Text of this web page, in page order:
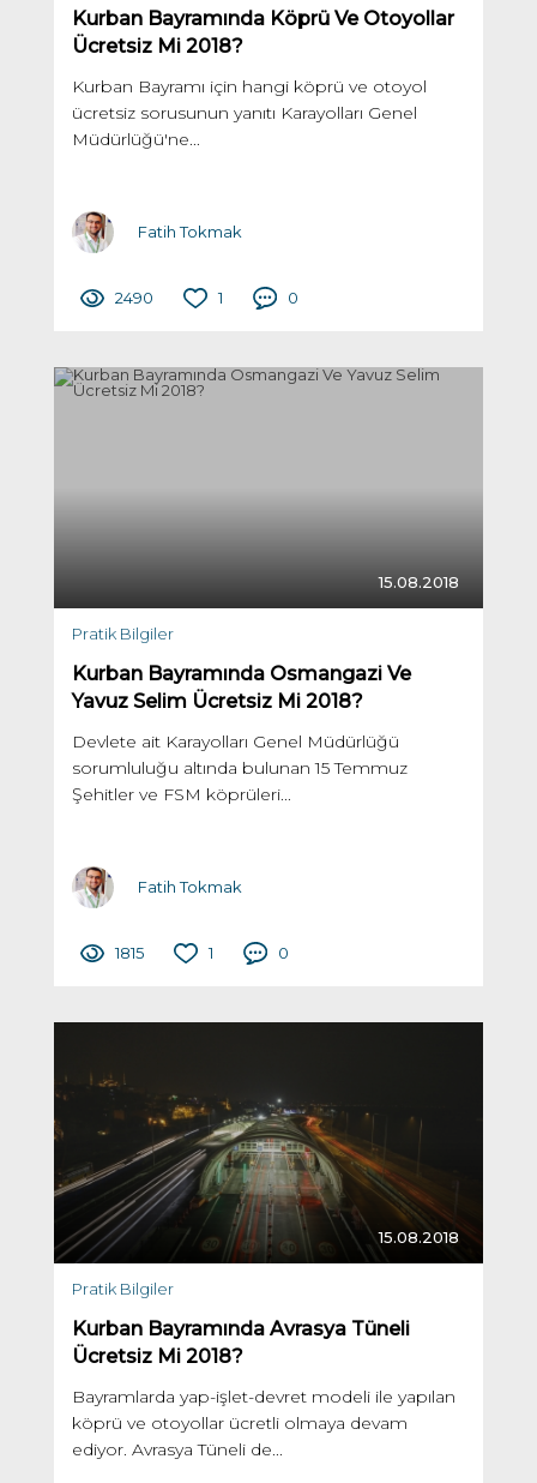
Kurban Bayramında Köprü Ve Otoyollar
Ücretsiz Mi 2018?
Kurban Bayramı için hangi köprü ve otoyol
ücretsiz sorusunun yanıtı Karayolları Genel
Müdürlüğü'ne...
Fatih Tokmak
2490 1 0
15.08.2018
Pratik Bilgiler
Kurban Bayramında Osmangazi Ve
Yavuz Selim Ücretsiz Mi 2018?
Devlete ait Karayolları Genel Müdürlüğü
sorumluluğu altında bulunan 15 Temmuz
Şehitler ve FSM köprüleri...
Fatih Tokmak
1815 1 0
15.08.2018
Pratik Bilgiler
Kurban Bayramında Avrasya Tüneli
Ücretsiz Mi 2018?
Bayramlarda yap-işlet-devret modeli ile yapılan
köprü ve otoyollar ücretli olmaya devam
ediyor. Avrasya Tüneli de...